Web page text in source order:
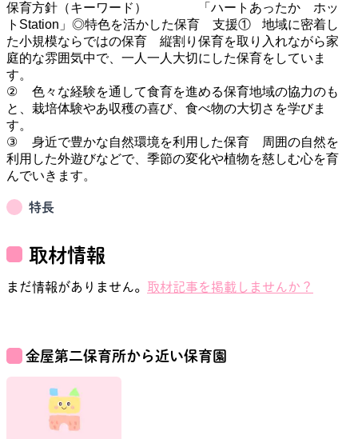
保育方針（キーワード）　　　　「ハートあったか　ホッ
トStation」◎特色を活かした保育　支援①	地域に密着し
た小規模ならではの保育　縦割り保育を取り入れながら家
庭的な雰囲気中で、一人一人大切にした保育をしていま
す。
②	色々な経験を通して食育を進める保育地域の協力のも
と、栽培体験やあ収穫の喜び、食べ物の大切さを学びま
す。
③	身近で豊かな自然環境を利用した保育　周囲の自然を
利用した外遊びなどで、季節の変化や植物を慈しむ心を育
特長
取材情報
まだ情報がありません。 取材記事を掲載しませんか？
金屋第二保育所から近い保育園